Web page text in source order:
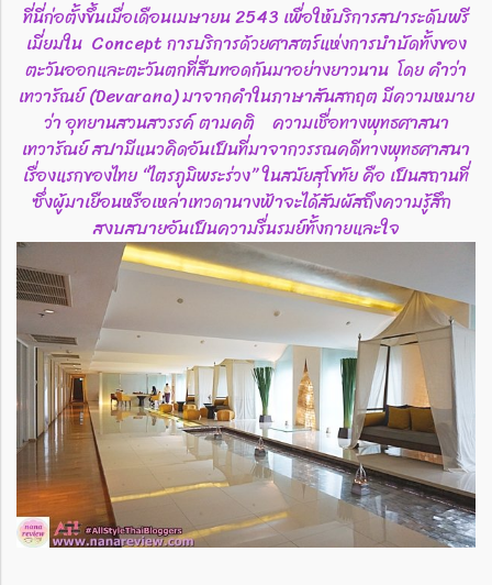
ที่นี่ก่อตั้งขึ้นเมื่อเดือนเมษายน 2543 เพื่อให้บริการสปาระดับพรี
เมี่ยมใน Concept การบริการด้วยศาสตร์แห่งการบำบัดทั้งของ
ตะวันออกและตะวันตกที่สืบทอดกันมาอย่างยาวนาน โดย คำว่า
เทวารัณย์ (Devarana) มาจากคำในภาษาสันสกฤต มีความหมาย
ว่า อุทยานสวนสวรรค์ ตามคติ ความเชื่อทางพุทธศาสนา
เทวารัณย์ สปามีแนวคิดอันเป็นที่มาจากวรรณคดีทางพุทธศาสนา
เรื่องแรกของไทย “ไตรภูมิพระร่วง” ในสมัยสุโขทัย คือ เป็นสถานที่
ซึ่งผู้มาเยือนหรือเหล่าเทวดานางฟ้าจะได้สัมผัสถึงความรู้สึก
สงบสบายอันเป็นความรื่นรมย์ทั้งกายและใจ